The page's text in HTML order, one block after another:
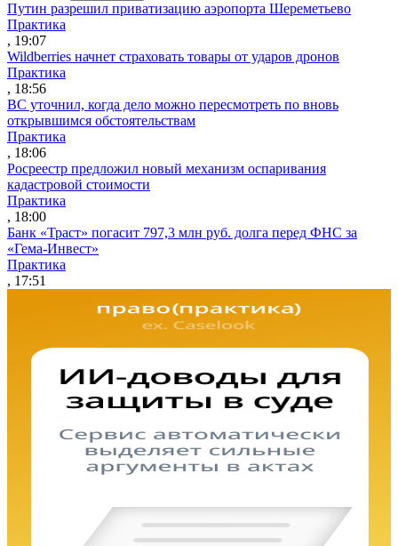
Путин разрешил приватизацию аэропорта Шереметьево
Практика
, 19:07
Wildberries начнет страховать товары от ударов дронов
Практика
, 18:56
ВС уточнил, когда дело можно пересмотреть по вновь
открывшимся обстоятельствам
Практика
, 18:06
Росреестр предложил новый механизм оспаривания
кадастровой стоимости
Практика
, 18:00
Банк «Траст» погасит 797,3 млн руб. долга перед ФНС за
«Гема-Инвест»
Практика
, 17:51